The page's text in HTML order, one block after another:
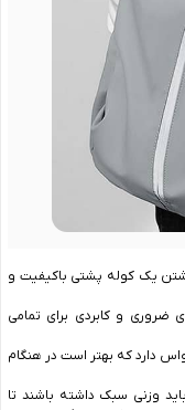
یک کوله پشتی باکیفیت و
ضروری و کابردی برای تمامی
دارد که بهتر است در هنگام
وزنی سبک داشته باشند تا